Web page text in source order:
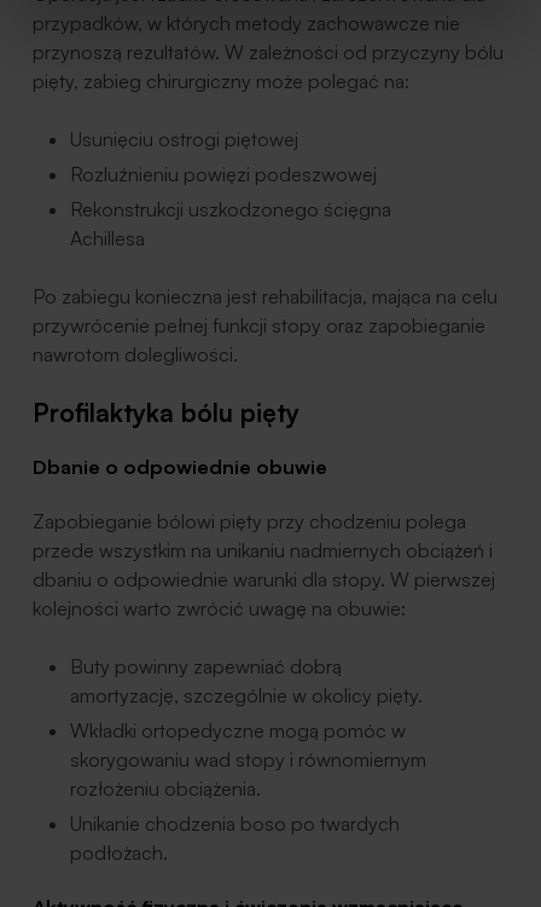
przypadków, w których metody zachowawcze nie
przynoszą rezultatów. W zależności od przyczyny bólu
pięty, zabieg chirurgiczny może polegać na:
Usunięciu ostrogi piętowej
Rozluźnieniu powięzi podeszwowej
Rekonstrukcji uszkodzonego ścięgna
Achillesa
Po zabiegu konieczna jest rehabilitacja, mająca na celu
przywrócenie pełnej funkcji stopy oraz zapobieganie
nawrotom dolegliwości.
Profilaktyka bólu pięty
Dbanie o odpowiednie obuwie
Zapobieganie bólowi pięty przy chodzeniu polega
przede wszystkim na unikaniu nadmiernych obciążeń i
dbaniu o odpowiednie warunki dla stopy. W pierwszej
kolejności warto zwrócić uwagę na obuwie:
Buty powinny zapewniać dobrą
amortyzację, szczególnie w okolicy pięty.
Wkładki ortopedyczne mogą pomóc w
skorygowaniu wad stopy i równomiernym
rozłożeniu obciążenia.
Unikanie chodzenia boso po twardych
podłożach.